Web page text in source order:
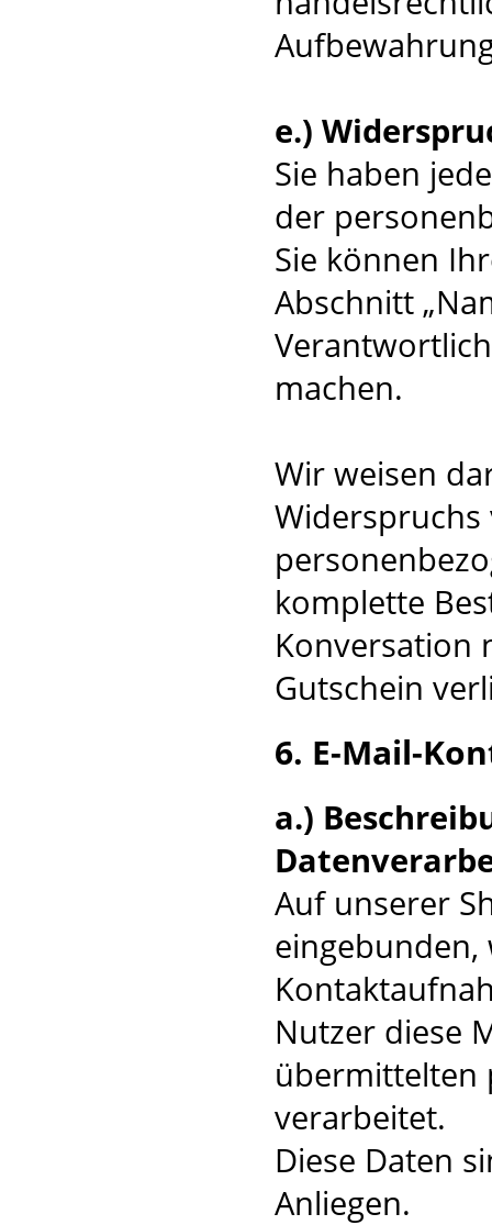
e.)
Sie haben
der
Sie können
Abschnitt
machen.
Wir weisen
Widerspruchs
komplette
Konversation
Gutschein
6. E-Mail-
a.)
Auf unserer
eingebunden,
Nutzer diese
übermittelten
verarbeitet.
Diese Daten
Anliegen.